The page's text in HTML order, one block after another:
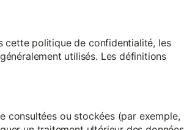
cette politique de confidentialité, les
utilisés. Les définitions
consultées ou stockées (par exemple,